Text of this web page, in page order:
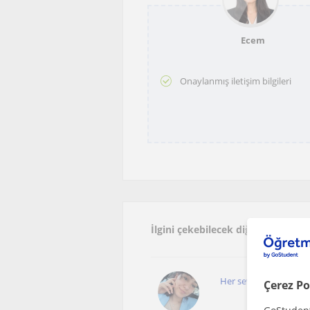
Çerez
Ecem
Onaylanmış iletişim bilgileri
İlgini çekebilecek diğer online
Her seviyeye uygun